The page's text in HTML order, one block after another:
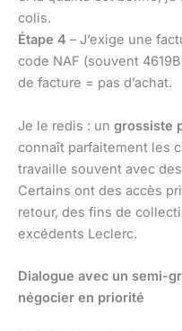
colis.
Étape 4 – J’exige une
code NAF (souvent
de facture = pas d’achat.
Je le redis : un grossiste
connaît parfaitement les
travaille souvent avec
Certains ont des accès
retour, des fins de
excédents Leclerc.
Dialogue avec un semi-
négocier en priorité